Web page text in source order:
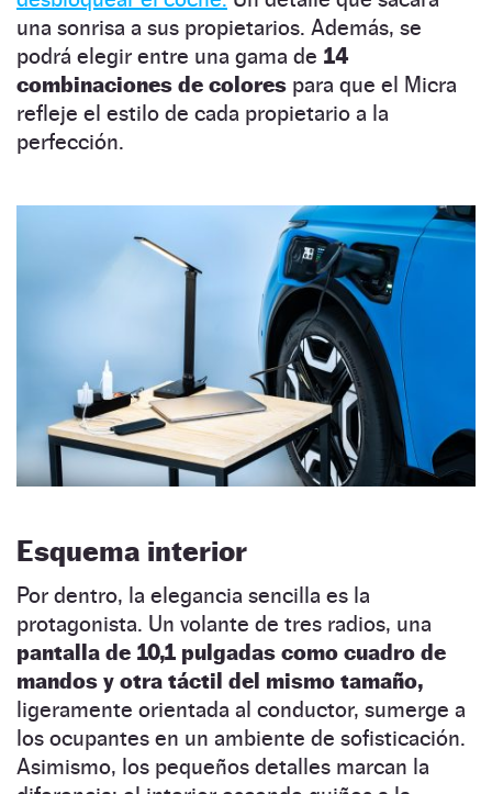
una sonrisa a sus propietarios. Además, se
podrá elegir entre una gama de 14
combinaciones de colores para que el Micra
refleje el estilo de cada propietario a la
perfección.
Esquema interior
Por dentro, la elegancia sencilla es la
protagonista. Un volante de tres radios, una
pantalla de 10,1 pulgadas como cuadro de
mandos y otra táctil del mismo tamaño,
ligeramente orientada al conductor, sumerge a
los ocupantes en un ambiente de sofisticación.
Asimismo, los pequeños detalles marcan la